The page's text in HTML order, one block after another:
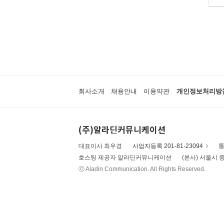
회사소개 채용안내 이용약관 개인정보처리방
(주)알라딘커뮤니케이션
대표이사 최우경 사업자등록 201-81-23094
호스팅 제공자 알라딘커뮤니케이션
(본사) 서울시
ⓒ Aladin Communication. All Rights Reserved.